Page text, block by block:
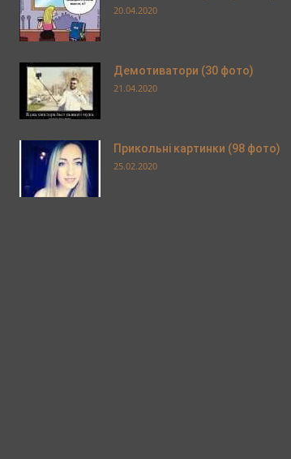
20.04.2020
Демотиватори (30 фото)
21.04.2020
Прикольні картинки (98 фото)
25.02.2020